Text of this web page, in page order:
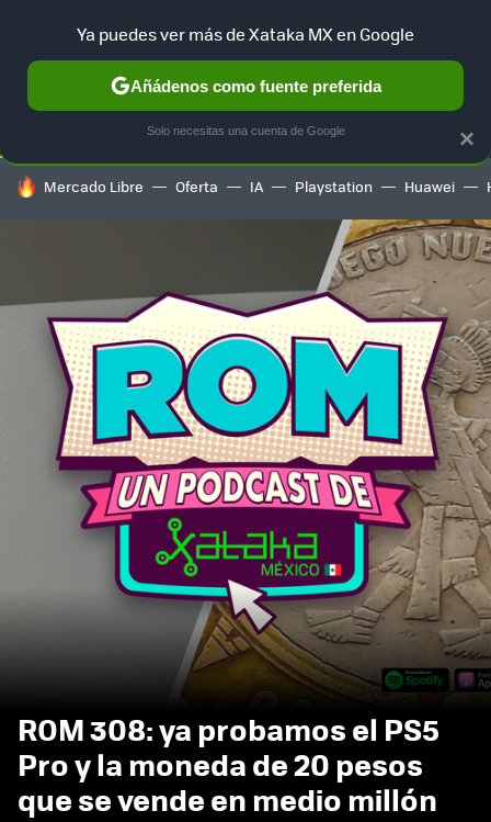
SELECCIÓN GAMING HOME AUTO TERRITORIO
HOY SE HABLA DE
Mercado Libre Oferta IA Playstation Huawei
ROM 308: ya probamos el PS5
Pro y la moneda de 20 pesos
que se vende en medio millón
×
Ya puedes ver más de Xataka MX en Google
Añádenos como fuente preferida
Solo necesitas una cuenta de Google